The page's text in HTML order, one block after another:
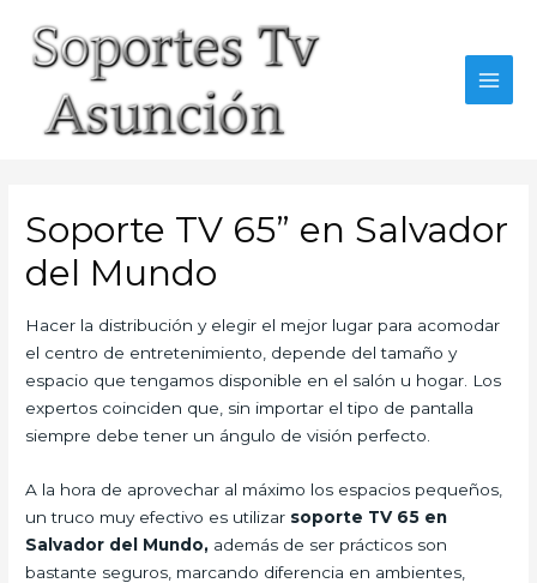
content
Soporte TV 65” en Salvador
del Mundo
Hacer la distribución y elegir el mejor lugar para acomodar
el centro de entretenimiento, depende del tamaño y
espacio que tengamos disponible en el salón u hogar. Los
expertos coinciden que, sin importar el tipo de pantalla
siempre debe tener un ángulo de visión perfecto.
A la hora de aprovechar al máximo los espacios pequeños,
un truco muy efectivo es utilizar soporte TV 65 en
Salvador del Mundo, además de ser prácticos son
bastante seguros, marcando diferencia en ambientes,